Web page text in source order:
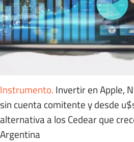
Instrumento. Invertir en Apple,
sin cuenta comitente y desde
alternativa a los Cedear que
Argentina